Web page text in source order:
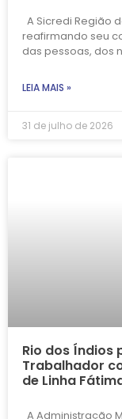
A Sicredi Região
reafirmando seu
das pessoas, dos
LEIA MAIS »
31 de julho de 2026
Rio dos Índios
Trabalhador
de Linha
A Administração